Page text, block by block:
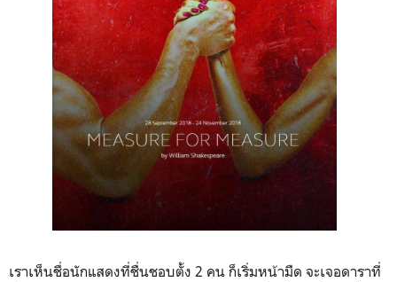
เราเห็นชื่อนักแสดงที่ชื่นชอบตั้ง 2 คน ก็เริ่มหน้ามืด จะเจอดาราที่